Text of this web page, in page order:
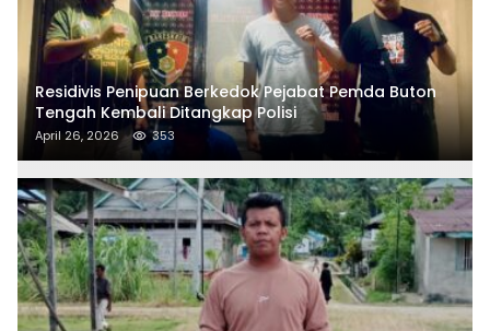
Residivis Penipuan Berkedok Pejabat Pemda Buton
Tengah Kembali Ditangkap Polisi
April 26, 2026 353